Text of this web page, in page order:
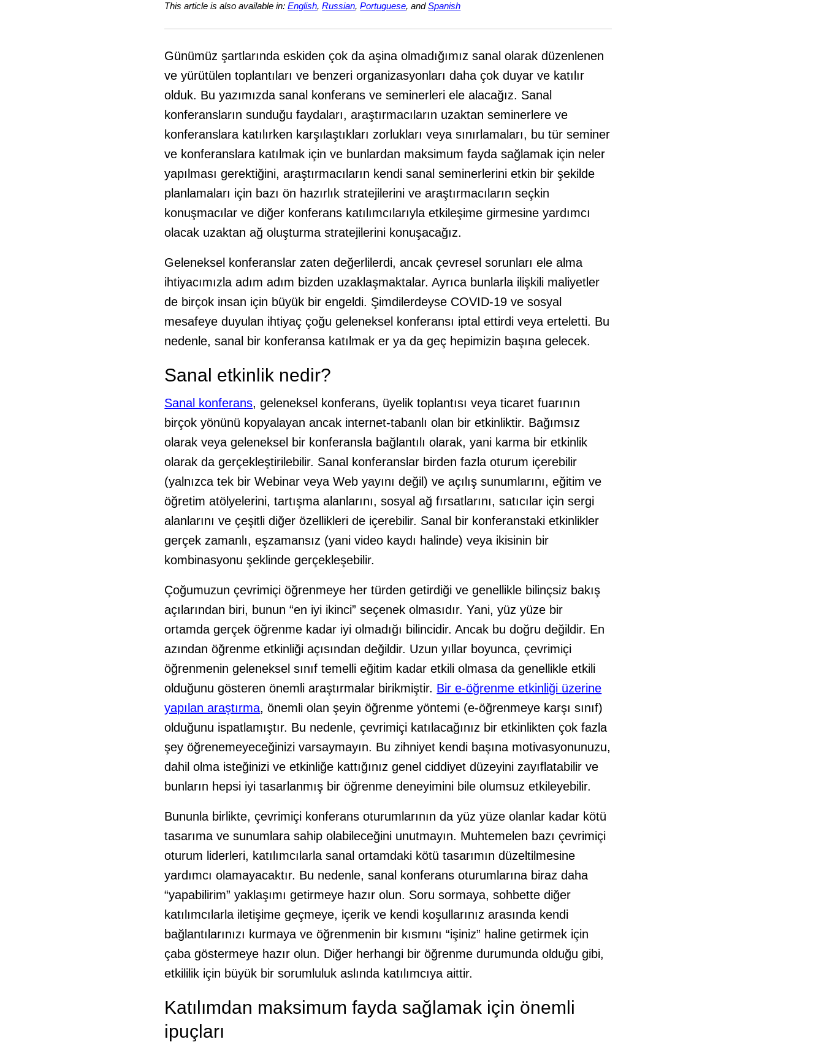
This article is also available in:English,Russian,Portuguese, andSpanish
Günümüz şartlarında eskiden çok da aşina olmadığımız sanal olarak düzenlenen
ve yürütülen toplantıları ve benzeri organizasyonları daha çok duyar ve katılır
olduk. Bu yazımızda sanal konferans ve seminerleri ele alacağız. Sanal
konferansların sunduğu faydaları, araştırmacıların uzaktan seminerlere ve
konferanslara katılırken karşılaştıkları zorlukları veya sınırlamaları, bu tür seminer
ve konferanslara katılmak için ve bunlardan maksimum fayda sağlamak için neler
yapılması gerektiğini, araştırmacıların kendi sanal seminerlerini etkin bir şekilde
planlamaları için bazı ön hazırlık stratejilerini ve araştırmacıların seçkin
konuşmacılar ve diğer konferans katılımcılarıyla etkileşime girmesine yardımcı
olacak uzaktan ağ oluşturma stratejilerini konuşacağız.
Geleneksel konferanslar zaten değerlilerdi, ancak çevresel sorunları ele alma
ihtiyacımızla adım adım bizden uzaklaşmaktalar. Ayrıca bunlarla ilişkili maliyetler
de birçok insan için büyük bir engeldi. Şimdilerdeyse COVID-19 ve sosyal
mesafeye duyulan ihtiyaç çoğu geleneksel konferansı iptal ettirdi veya erteletti. Bu
nedenle, sanal bir konferansa katılmak er ya da geç hepimizin başına gelecek.
Sanal etkinlik nedir?
Sanal konferans, geleneksel konferans, üyelik toplantısı veya ticaret fuarının
birçok yönünü kopyalayan ancak internet-tabanlı olan bir etkinliktir. Bağımsız
olarak veya geleneksel bir konferansla bağlantılı olarak, yani karma bir etkinlik
olarak da gerçekleştirilebilir. Sanal konferanslar birden fazla oturum içerebilir
(yalnızca tek bir Webinar veya Web yayını değil) ve açılış sunumlarını, eğitim ve
öğretim atölyelerini, tartışma alanlarını, sosyal ağ fırsatlarını, satıcılar için sergi
alanlarını ve çeşitli diğer özellikleri de içerebilir. Sanal bir konferanstaki etkinlikler
gerçek zamanlı, eşzamansız (yani video kaydı halinde) veya ikisinin bir
kombinasyonu şeklinde gerçekleşebilir.
Çoğumuzun çevrimiçi öğrenmeye her türden getirdiği ve genellikle bilinçsiz bakış
açılarından biri, bunun “en iyi ikinci” seçenek olmasıdır. Yani, yüz yüze bir
ortamda gerçek öğrenme kadar iyi olmadığı bilincidir. Ancak bu doğru değildir. En
azından öğrenme etkinliği açısından değildir. Uzun yıllar boyunca, çevrimiçi
öğrenmenin geleneksel sınıf temelli eğitim kadar etkili olmasa da genellikle etkili
olduğunu gösteren önemli araştırmalar birikmiştir. Bir e-öğrenme etkinliği üzerine
yapılan araştırma, önemli olan şeyin öğrenme yöntemi (e-öğrenmeye karşı sınıf)
olduğunu ispatlamıştır. Bu nedenle, çevrimiçi katılacağınız bir etkinlikten çok fazla
şey öğrenemeyeceğinizi varsaymayın. Bu zihniyet kendi başına motivasyonunuzu,
dahil olma isteğinizi ve etkinliğe kattığınız genel ciddiyet düzeyini zayıflatabilir ve
bunların hepsi iyi tasarlanmış bir öğrenme deneyimini bile olumsuz etkileyebilir.
Bununla birlikte, çevrimiçi konferans oturumlarının da yüz yüze olanlar kadar kötü
tasarıma ve sunumlara sahip olabileceğini unutmayın. Muhtemelen bazı çevrimiçi
oturum liderleri, katılımcılarla sanal ortamdaki kötü tasarımın düzeltilmesine
yardımcı olamayacaktır. Bu nedenle, sanal konferans oturumlarına biraz daha
“yapabilirim” yaklaşımı getirmeye hazır olun. Soru sormaya, sohbette diğer
katılımcılarla iletişime geçmeye, içerik ve kendi koşullarınız arasında kendi
bağlantılarınızı kurmaya ve öğrenmenin bir kısmını “işiniz” haline getirmek için
çaba göstermeye hazır olun. Diğer herhangi bir öğrenme durumunda olduğu gibi,
etkililik için büyük bir sorumluluk aslında katılımcıya aittir.
Katılımdan maksimum fayda sağlamak için önemli
ipuçları